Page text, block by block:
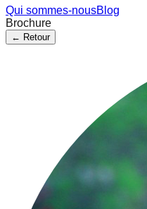
Qui sommes-nousBlog
Brochure
← Retour